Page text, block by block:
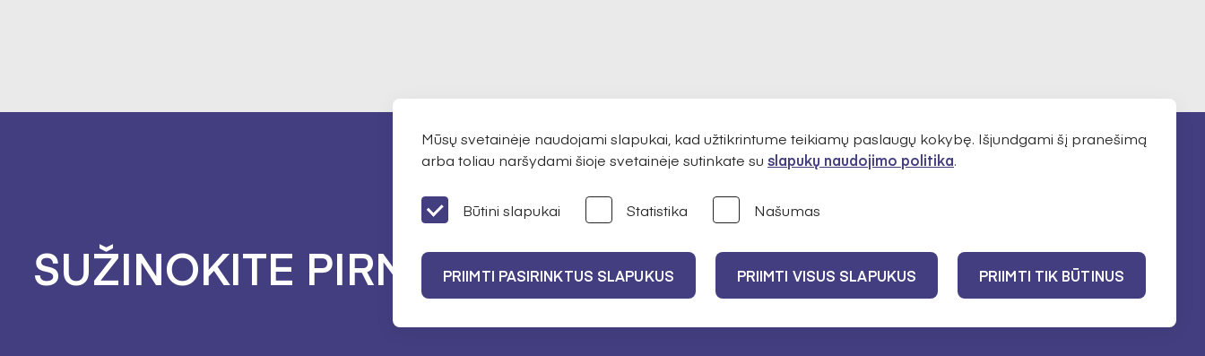
SUŽINOKITE PIRMIEJI
Mūsų svetainėje naudojami slapukai, kad užtikrintume teikiamų paslaugų kokybę. Išjundgami šį pranešimą
arba toliau naršydami šioje svetainėje sutinkate su slapukų naudojimo politika.
Būtini slapukai Statistika Našumas
PRIIMTI PASIRINKTUS SLAPUKUS PRIIMTI VISUS SLAPUKUS PRIIMTI TIK BŪTINUS